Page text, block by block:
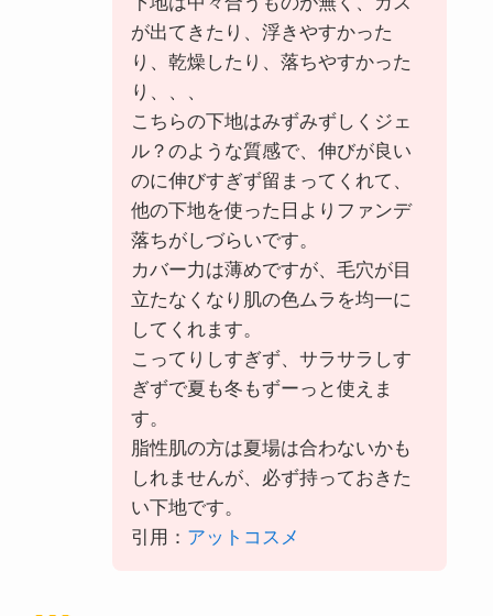
が出てきたり、浮きやすかった
り、乾燥したり、落ちやすかった
り、、、
こちらの下地はみずみずしくジェ
ル？のような質感で、伸びが良い
のに伸びすぎず留まってくれて、
他の下地を使った日よりファンデ
落ちがしづらいです。
カバー力は薄めですが、毛穴が目
立たなくなり肌の色ムラを均一に
してくれます。
こってりしすぎず、サラサラしす
ぎずで夏も冬もずーっと使えま
す。
脂性肌の方は夏場は合わないかも
しれませんが、必ず持っておきた
い下地です。
引用： アットコスメ